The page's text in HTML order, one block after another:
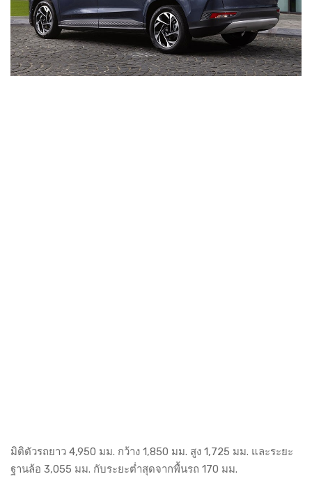
มิติตัวรถยาว 4,950 มม. กว้าง 1,850 มม. สูง 1,725 มม. และระยะ
ฐานล้อ 3,055 มม. กับระยะต่ำสุดจากพื้นรถ 170 มม.